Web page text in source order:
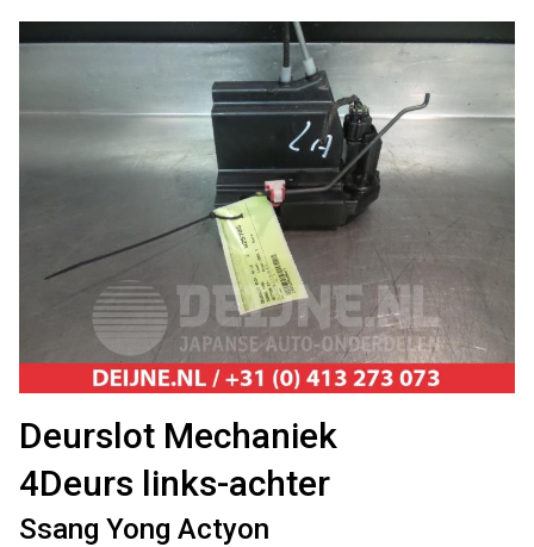
Deurslot Mechaniek
4Deurs links-achter
Ssang Yong Actyon